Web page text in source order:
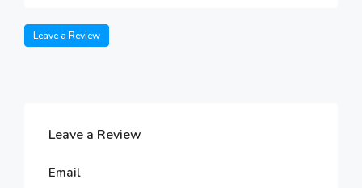
Leave a Review
Leave a Review
Email